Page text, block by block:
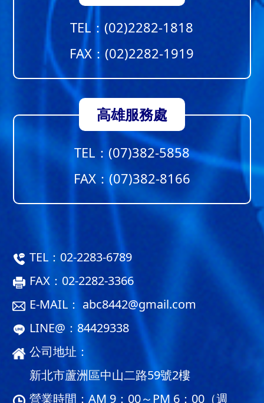
TEL：(02)2282-1818
FAX：(02)2282-1919
高雄服務處
TEL： (07)382-5858
FAX：(07)382-8166
TEL： 02-2283-6789
FAX：02-2282-3366
E-MAIL： abc8442@gmail.com
LINE@： 84429338
公司地址：
新北市蘆洲區中山二路59號2樓
營業時間：AM 9：00～PM 6：00（週